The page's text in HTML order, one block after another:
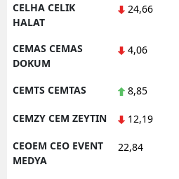
CELHA CELIK
HALAT
24,66
CEMAS CEMAS
DOKUM
4,06
CEMTS CEMTAS 8,85
CEMZY CEM ZEYTIN 12,19
CEOEM CEO EVENT
MEDYA
22,84